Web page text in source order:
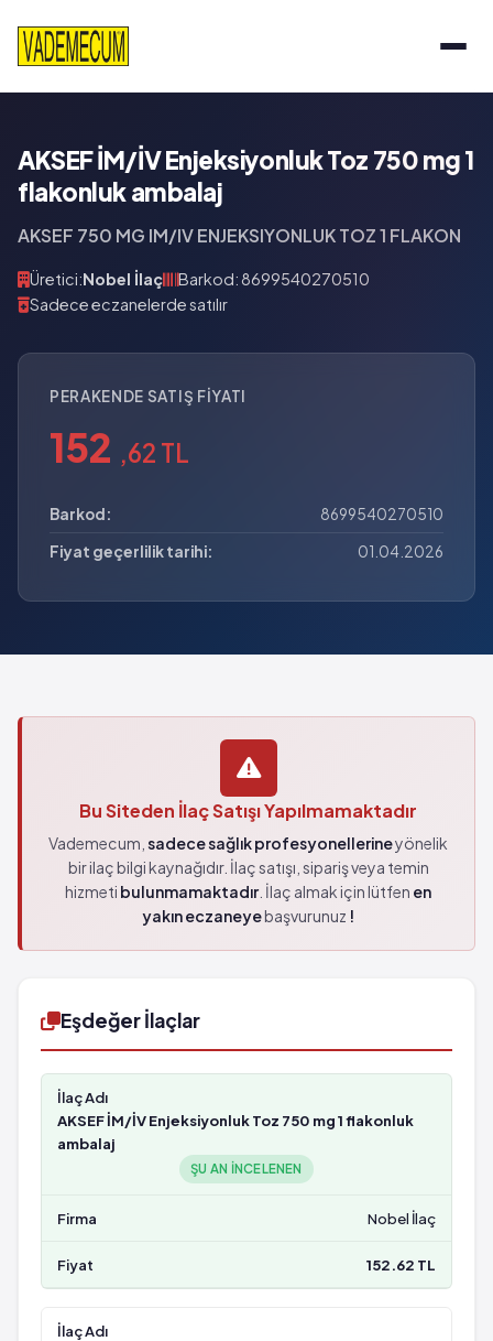
AKSEF İM/İV Enjeksiyonluk Toz 750 mg 1
flakonluk ambalaj
AKSEF 750 MG IM/IV ENJEKSIYONLUK TOZ 1 FLAKON
Üretici:Nobel İlaç
Barkod: 8699540270510
Sadece eczanelerde satılır
PERAKENDE SATIŞ FIYATI
152 ,62 TL
Barkod:
8699540270510
Fiyat geçerlilik tarihi:
01.04.2026
Bu Siteden İlaç Satışı Yapılmamaktadır
Vademecum, sadece sağlık profesyonellerineyönelik
bir ilaç bilgi kaynağıdır. İlaç satışı, sipariş veya temin
hizmeti bulunmamaktadır. İlaç almak için lütfen en
yakın eczaneyebaşvurunuz !
Eşdeğer İlaçlar
AKSEF İM/İV Enjeksiyonluk Toz 750 mg 1 flakonluk
ambalaj
ŞU AN INCELENEN
Nobel İlaç
152.62 TL